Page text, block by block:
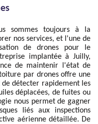
sommes toujours à la
nos services, et l'une de
de drones pour le
implantée à Juilly,
de maintenir l'état de
par drones offre une
détecter rapidement les
déplacées, de fuites ou
nous permet de gagner
liés aux inspections
aérienne détaillée. De